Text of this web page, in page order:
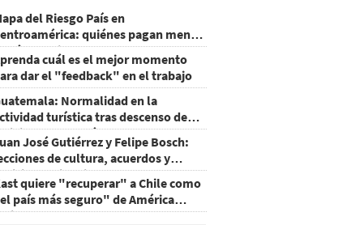
del Riesgo País en
quiénes pagan menos
cuáles mejoraron
cuál es el mejor momento
dar el "feedback" en el trabajo
Normalidad en la
turística tras descenso de
del volcán de Fuego
José Gutiérrez y Felipe Bosch:
de cultura, acuerdos y
sin miedo
quiere "recuperar" a Chile como
país más seguro" de América